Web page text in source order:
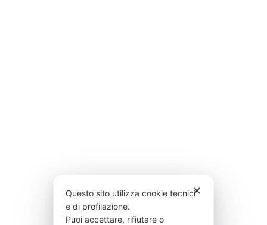
✕
Questo sito utilizza cookie tecnici
e di profilazione.
Puoi accettare, rifiutare o